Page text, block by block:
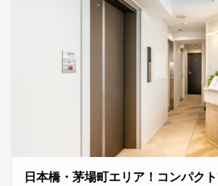
日本橋・茅場町エリア！コンパク